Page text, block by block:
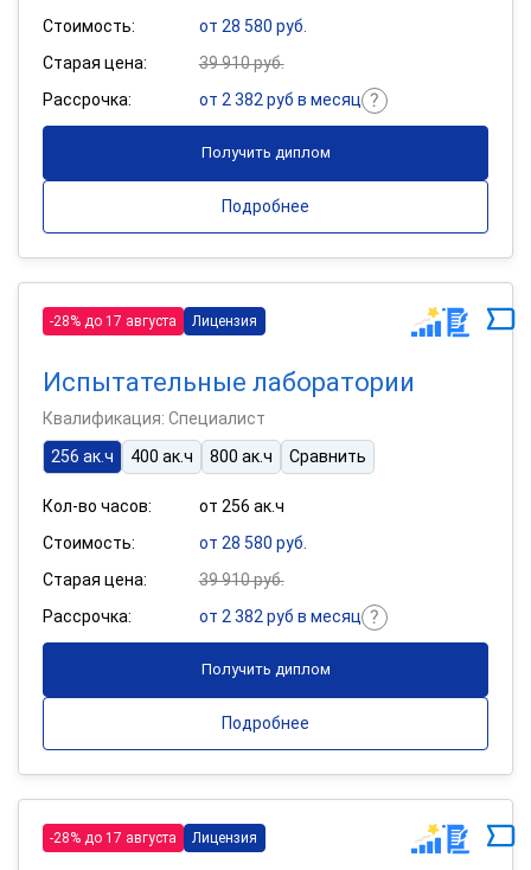
Стоимость:
от 28 580 руб.
Старая цена:
39 910 руб.
Рассрочка:
от 2 382 руб в месяц
Получить диплом
Подробнее
-28% до 17 августа Лицензия
Испытательные лаборатории
Квалификация: Специалист
256 ак.ч
400 ак.ч 800 ак.ч Сравнить
Кол-во часов:
от 256 ак.ч
Стоимость:
от 28 580 руб.
Старая цена:
39 910 руб.
Рассрочка:
от 2 382 руб в месяц
Получить диплом
Подробнее
-28% до 17 августа Лицензия